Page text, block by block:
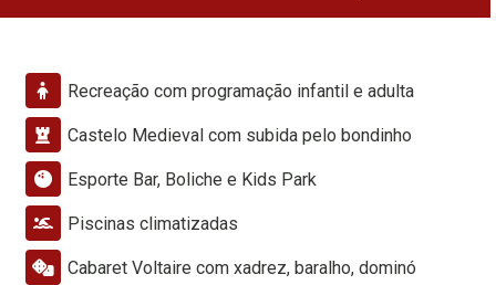
Recreação com programação infantil e adulta
Castelo Medieval com subida pelo bondinho
Esporte Bar, Boliche e Kids Park
Piscinas climatizadas
Cabaret Voltaire com xadrez, baralho, dominó